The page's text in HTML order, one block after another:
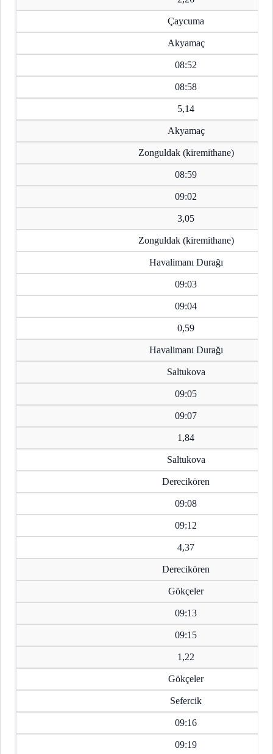
Çaycuma
Akyamaç
08:52
08:58
5,14
Akyamaç
Zonguldak (kiremithane)
08:59
09:02
3,05
Zonguldak (kiremithane)
Havalimanı Durağı
09:03
09:04
0,59
Havalimanı Durağı
Saltukova
09:05
09:07
1,84
Saltukova
Derecikören
09:08
09:12
4,37
Derecikören
Gökçeler
09:13
09:15
1,22
Gökçeler
Sefercik
09:16
09:19